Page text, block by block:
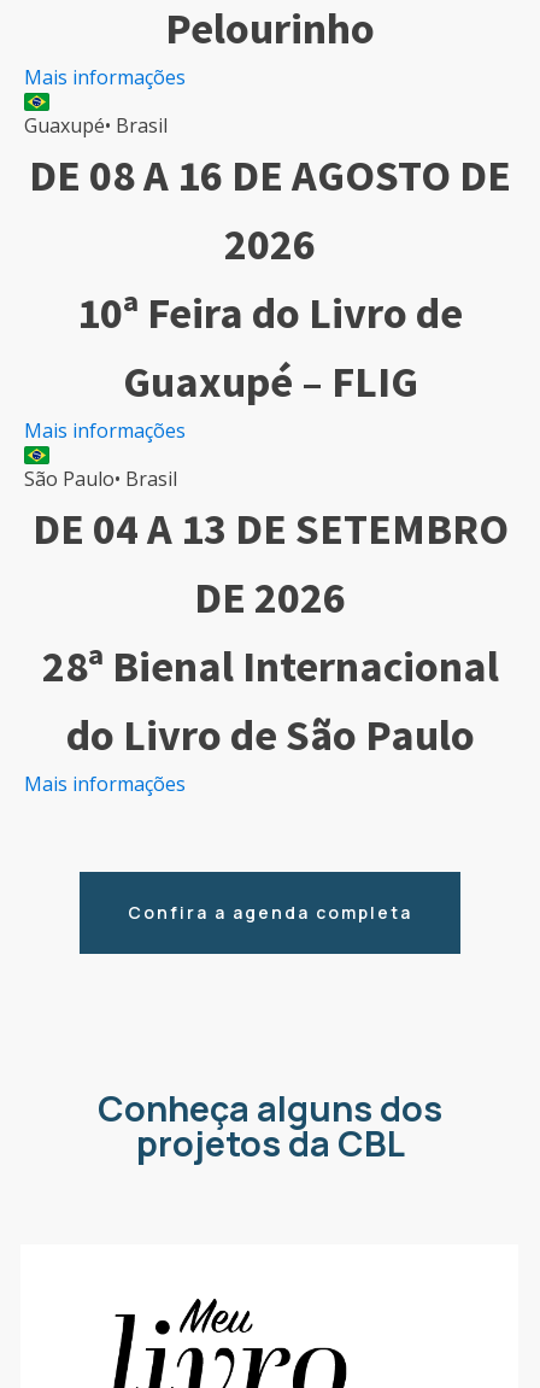
Pelourinho
Mais informações
Guaxupé• Brasil
DE 08 A 16 DE AGOSTO DE
2026
10ª Feira do Livro de
Guaxupé – FLIG
Mais informações
São Paulo• Brasil
DE 04 A 13 DE SETEMBRO
DE 2026
28ª Bienal Internacional
do Livro de São Paulo
Mais informações
Confira a agenda completa
Conheça alguns dos
projetos da CBL